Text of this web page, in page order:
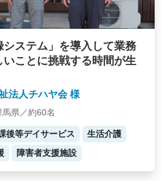
システム」を導入して業務
ことに挑戦する時間が生
法人チハヤ会 様
馬県／約60名
後等デイサービス
生活介護
障害者支援施設